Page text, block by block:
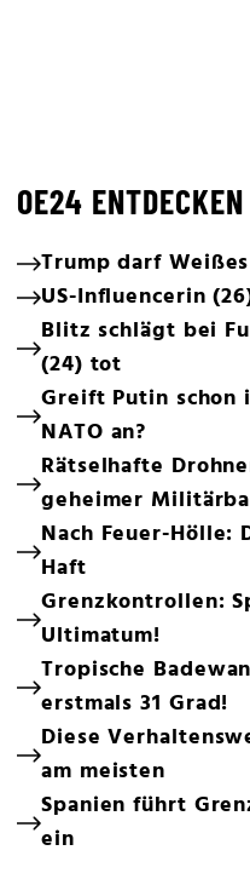
OE24 ENTDECKEN
Trump darf
US-Influencerin
Blitz schlägt bei
(24) tot
Greift Putin schon
NATO an?
Rätselhafte
geheimer
Nach Feuer-Hölle:
Haft
Grenzkontrollen:
Ultimatum!
Tropische
erstmals 31 Grad!
Diese
am meisten
Spanien führt
ein